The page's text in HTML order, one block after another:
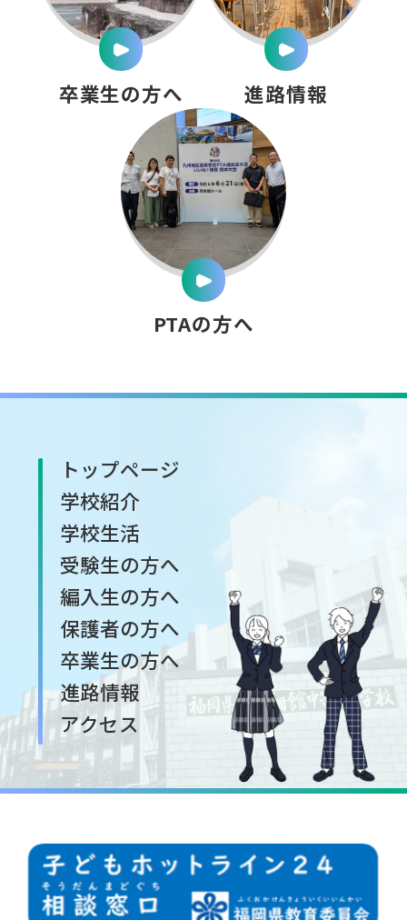
卒業生の方へ 進路情報
PTAの方へ
トップページ
学校紹介
学校生活
受験生の方へ
編入生の方へ
保護者の方へ
卒業生の方へ
進路情報
アクセス